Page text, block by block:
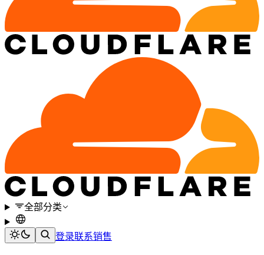
全部分类
登录联系销售